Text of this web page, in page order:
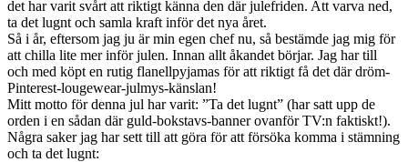
det har varit svårt att riktigt känna den där julefriden. Att varva ned,
ta det lugnt och samla kraft inför det nya året.
Så i år, eftersom jag ju är min egen chef nu, så bestämde jag mig för
att chilla lite mer inför julen. Innan allt åkandet börjar. Jag har till
och med köpt en rutig flanellpyjamas för att riktigt få det där dröm-
Pinterest-lougewear-julmys-känslan!
Mitt motto för denna jul har varit: ”Ta det lugnt” (har satt upp de
orden i en sådan där guld-bokstavs-banner ovanför TV:n faktiskt!).
Några saker jag har sett till att göra för att försöka komma i stämning
och ta det lugnt: